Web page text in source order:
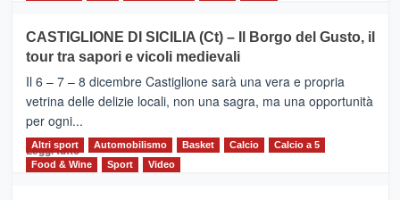
MOIO
ALCANTARA
–
Vivicittà,
alla
scoperta
del
territorio,
CASTIGLIONE DI SICILIA (Ct) – Il Borgo del Gusto, il
tour tra sapori e vicoli medievali
Il 6 – 7 – 8 dicembre Castiglione sarà una vera e propria
vetrina delle delizie locali, non una sagra, ma una opportunità
per ogni...
Leggi tuttoLeggi
di
Altri sport Automobilismo Basket Calcio
Calcio a 5
Food & Wine
Sport Video